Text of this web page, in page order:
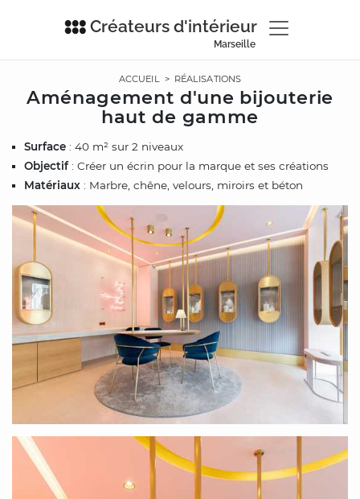
Créateurs d'intérieur
Marseille
ACCUEIL> RÉALISATIONS
Aménagement d'une bijouterie
haut de gamme
Surface : 40 m² sur 2 niveaux
Objectif: Créer un écrin pour la marque et ses créations
Matériaux : Marbre, chêne, velours, miroirs et béton